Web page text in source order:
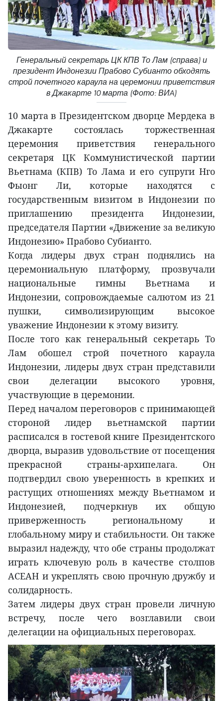
Генеральный секретарь ЦК КПВ То Лам (справа) и
президент Индонезии Прабово Субианто обходять
строй почетного караула на церемонии приветствия
в Джакарте 10 марта (Фото: ВИA)
10 марта в Президентском дворце Мердека в
Джакарте состоялась торжественная
церемония приветствия генерального
секретаря ЦК Коммунистической партии
Вьетнама (КПВ) То Лама и его супруги Нго
Фыонг Ли, которые находятся с
государственным визитом в Индонезии по
приглашению президента Индонезии,
председателя Партии «Движение за великую
Индонезию» Прабово Субианто.
Когда лидеры двух стран поднялись на
церемониальную платформу, прозвучали
национальные гимны Вьетнама и
Индонезии, сопровождаемые салютом из 21
пушки, символизирующим высокое
уважение Индонезии к этому визиту.
После того как генеральный секретарь То
Лам обошел строй почетного караула
Индонезии, лидеры двух стран представили
свои делегации высокого уровня,
участвующие в церемонии.
Перед началом переговоров с принимающей
стороной лидер вьетнамской партии
расписался в гостевой книге Президентского
дворца, выразив удовольствие от посещения
прекрасной страны-архипелага. Он
подтвердил свою уверенность в крепких и
растущих отношениях между Вьетнамом и
Индонезией, подчеркнув их общую
приверженность региональному и
глобальному миру и стабильности. Он также
выразил надежду, что обе страны продолжат
играть ключевую роль в качестве столпов
АСЕАН и укреплять свою прочную дружбу и
солидарность.
Затем лидеры двух стран провели личную
встречу, после чего возглавили свои
делегации на официальных переговорах.